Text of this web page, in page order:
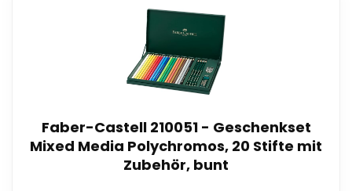
Faber-Castell 210051 - Geschenkset
Mixed Media Polychromos, 20 Stifte mit
Zubehör, bunt